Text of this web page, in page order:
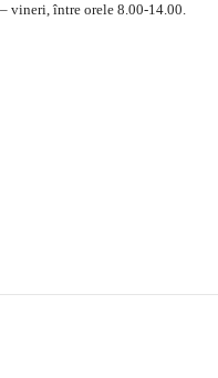
vineri, între orele 8.00-14.00.